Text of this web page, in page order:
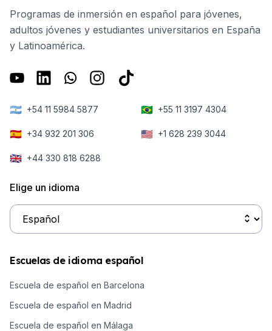
Programas de inmersión en español para jóvenes,
adultos jóvenes y estudiantes universitarios en España
y Latinoamérica.
🇦🇷 +54 11 5984 5877 🇧🇷 +55 11 3197 4304
🇪🇸 +34 932 201 306 🇺🇸 +1 628 239 3044
🇬🇧 +44 330 818 6288
Elige un idioma
Escuelas de idioma español
Escuela de español en Barcelona
Escuela de español en Madrid
Escuela de español en Málaga